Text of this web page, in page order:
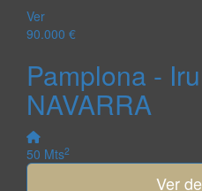
Ver
90.000 €
Pamplona -
NAVARRA
50 Mts2
Ver